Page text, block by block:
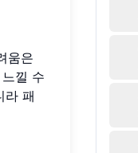
움은
낄 수
라 패